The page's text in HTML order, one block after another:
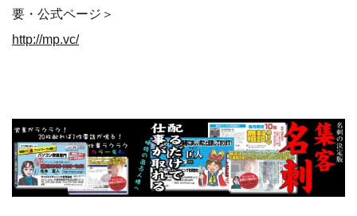
要・公式ページ＞
http://mp.vc/